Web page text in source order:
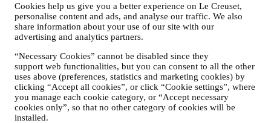
Cookies help us give you a better experience on Le Creuset,
personalise content and ads, and analyse our traffic. We also
share information about your use of our site with our
advertising and analytics partners.
“Necessary Cookies” cannot be disabled since they
support web functionalities, but you can consent to all the other
uses above (preferences, statistics and marketing cookies) by
clicking “Accept all cookies”, or click “Cookie settings”, where
you manage each cookie category, or “Accept necessary
cookies only”, so that no other category of cookies will be
installed.
cookie sono necessari per l’utilizzo del Sito). Siete pregati di
osservare che ciò non interromperà la ricezione di pubblicità in
generale. Continuerete a ricevere annunci, offerte o messaggi
pubblicitari generici. Per ulteriori informazioni su come utilizziamo i
cookie.
vi. RECENSIONE PRODOTTI
Nel caso abbiate acquistato uno dei nostri prodotti, potremmo
inviarvi una mail in cui vi chiediamo una recensione su tale
prodotto. Siamo interessati alle recensioni dei nostri clienti sui nostri